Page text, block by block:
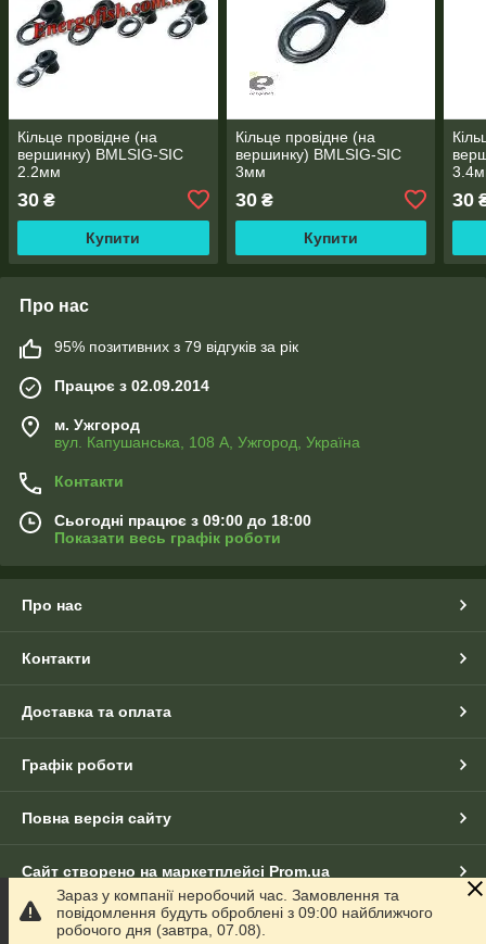
Кільце провідне (на
вершинку) BMLSIG-SIC
2.2мм
30 ₴
Купити
Кільце провідне (на
вершинку) BMLSIG-SIC
3мм
30₴
Купити
30
Про нас
95% позитивних з 79 відгуків за рік
Працює з 02.09.2014
м. Ужгород
вул. Капушанська, 108 А, Ужгород, Україна
Контакти
Сьогодні працює з 09:00 до 18:00
Показати весь графік роботи
Про нас
Контакти
Доставка та оплата
Графік роботи
Повна версія сайту
Сайт створено на маркетплейсі Prom.ua
Політика конфіденційності
Зараз у компанії неробочий час. Замовлення та
повідомлення будуть оброблені з 09:00 найближчого
робочого дня (завтра, 07.08).